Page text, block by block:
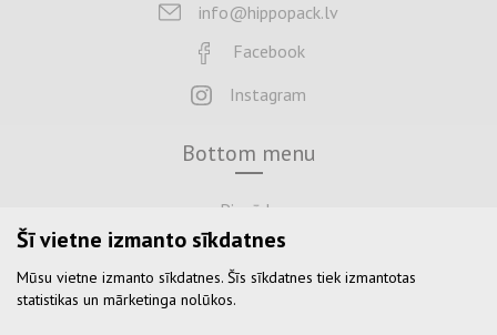
info@hippopack.lv
Facebook
Instagram
Bottom menu
Piegāde
Maksājums
Atgriezties
Šī vietne izmanto sīkdatnes
Mūsu vietne izmanto sīkdatnes. Šīs sīkdatnes tiek izmantotas
statistikas un mārketinga nolūkos.